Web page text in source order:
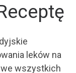
leków na
we wszystkich